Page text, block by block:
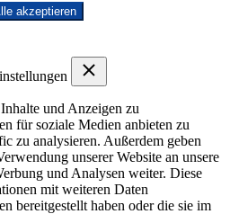
akzeptieren
und Anzeigen zu
für soziale Medien anbieten zu
zu analysieren. Außerdem geben
unserer Website an unsere
und Analysen weiter. Diese
mit weiteren Daten
bereitgestellt haben oder die sie im